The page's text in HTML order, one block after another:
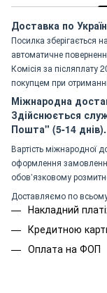
Доставка по
Посилка зберігається
автоматичне
Комісія за післяплату
покупцем при
Міжнародна
Здійснюється
Пошта" (5-14 днів).
Вартість міжнародної
оформлення
обов’язковому
Доставляємо по всьому
Накладний
Кредитною
Оплата на ФОП